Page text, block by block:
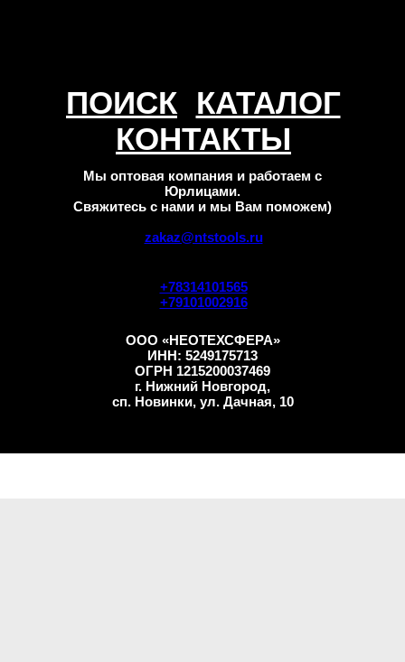
КОНТАКТЫ
ПОИСК
+78314101565
+79101002916
zakaz@ntstools.ru
КАТАЛОГ
ООО «НЕОТЕХСФЕРА»
ИНН: 5249175713
ОГРН 1215200037469
г. Нижний Новгород,
сп. Новинки, ул. Дачная, 10
Мы оптовая компания и работаем с
Юрлицами.
Свяжитесь с нами и мы Вам поможем)